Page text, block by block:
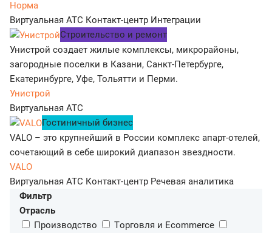
Норма
Виртуальная АТС Контакт-центр Интеграции
Строительство и ремонт
Унистрой создает жилые комплексы, микрорайоны,
загородные поселки в Казани, Санкт-Петербурге,
Екатеринбурге, Уфе, Тольятти и Перми.
Унистрой
Виртуальная АТС
Гостиничный бизнес
VALO – это крупнейший в России комплекс апарт-отелей,
сочетающий в себе широкий диапазон звездности.
VALO
Виртуальная АТС Контакт-центр Речевая аналитика
Фильтр
Отрасль
Производство
Tорговля и Ecommerce